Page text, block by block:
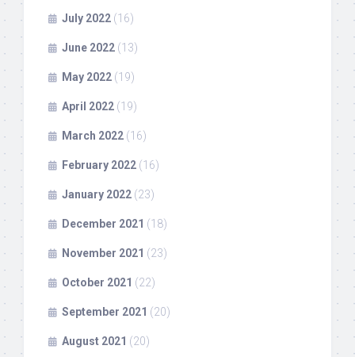
July 2022 (16)
June 2022 (13)
May 2022 (19)
April 2022 (19)
March 2022 (16)
February 2022 (16)
January 2022 (23)
December 2021 (18)
November 2021 (23)
October 2021 (22)
September 2021 (20)
August 2021 (20)